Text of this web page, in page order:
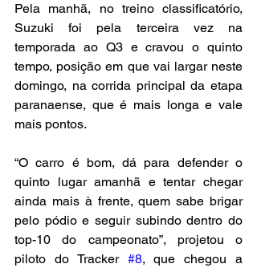
Pela manhã, no treino classificatório,
Suzuki foi pela terceira vez na
temporada ao Q3 e cravou o quinto
tempo, posição em que vai largar neste
domingo, na corrida principal da etapa
paranaense, que é mais longa e vale
mais pontos.
“O carro é bom, dá para defender o
quinto lugar amanhã e tentar chegar
ainda mais à frente, quem sabe brigar
pelo pódio e seguir subindo dentro do
top-10 do campeonato”, projetou o
piloto do Tracker #8, que chegou a